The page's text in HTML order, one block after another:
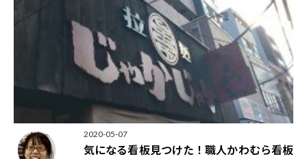
2020-05-07
気になる看板見つけた！職人かわむら看板